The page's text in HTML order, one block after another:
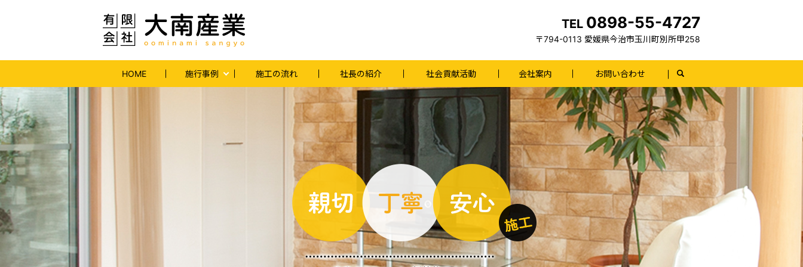
HOME 施行事例 施工の流れ 社長の紹介 社会貢献活動 会社案内 お問い合わせ search
TEL 0898-55-4727
〒794-0113 愛媛県今治市玉川町別所甲258